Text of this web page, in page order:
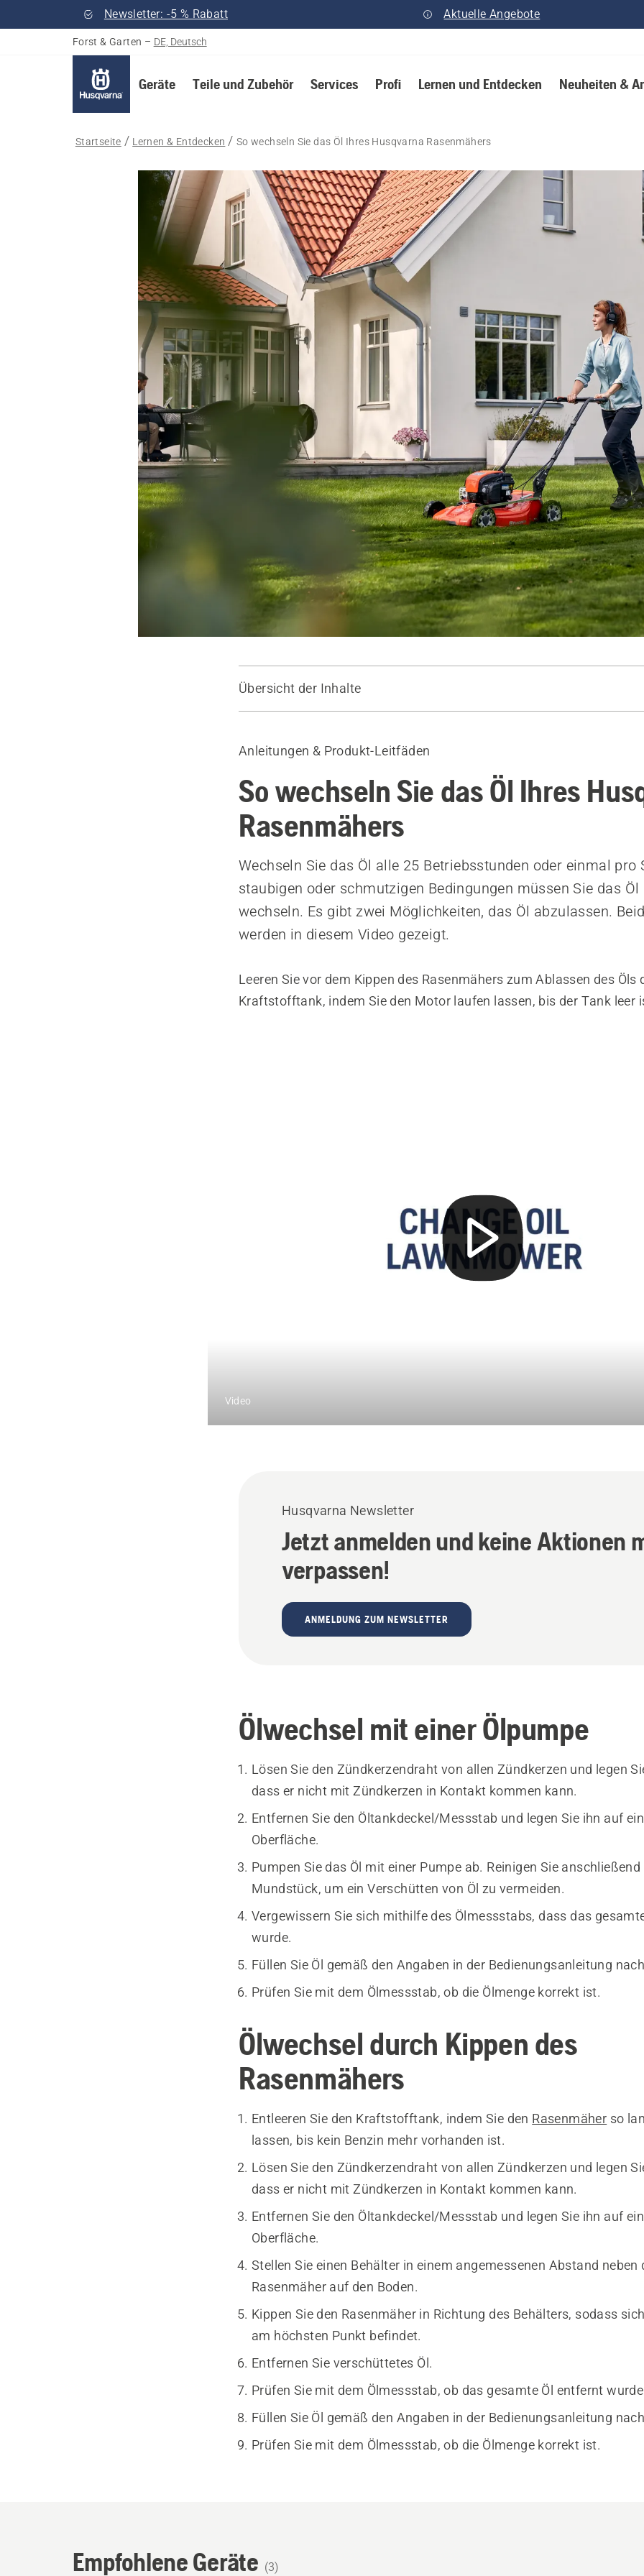
Newsletter: -5 % Rabatt Aktuelle Angebote
Forst & Garten – DE, Deutsch
Geräte Teile und Zubehör Services Profi Lernen und Entdecken Neuheiten &
Startseite Lernen & Entdecken So wechseln Sie das Öl Ihres Husqvarna Rasenmähers
Übersicht der Inhalte
Ölwechsel mit einer Ölpumpe
Empfohlene Geräte
Anleitungen & Produkt-Leitfäden
So wechseln Sie das Öl Ihres
Rasenmähers
Wechseln Sie das Öl alle 25 Betriebsstunden oder einmal pro
staubigen oder schmutzigen Bedingungen müssen Sie das
wechseln. Es gibt zwei Möglichkeiten, das Öl abzulassen.
werden in diesem Video gezeigt.
Leeren Sie vor dem Kippen des Rasenmähers zum Ablassen des Öls
Kraftstofftank, indem Sie den Motor laufen lassen, bis der Tank leer
Video
Husqvarna Newsletter
Jetzt anmelden und keine Aktionen
verpassen!
ANMELDUNG ZUM NEWSLETTER
Ölwechsel mit einer Ölpumpe
Lösen Sie den Zündkerzendraht von allen Zündkerzen und legen
dass er nicht mit Zündkerzen in Kontakt kommen kann.
Entfernen Sie den Öltankdeckel/Messstab und legen Sie ihn auf
Oberfläche.
Pumpen Sie das Öl mit einer Pumpe ab. Reinigen Sie anschließend
Mundstück, um ein Verschütten von Öl zu vermeiden.
Vergewissern Sie sich mithilfe des Ölmessstabs, dass das
wurde.
Füllen Sie Öl gemäß den Angaben in der Bedienungsanleitung
Prüfen Sie mit dem Ölmessstab, ob die Ölmenge korrekt ist.
Ölwechsel durch Kippen des
Rasenmähers
Entleeren Sie den Kraftstofftank, indem Sie den Rasenmäher so
lassen, bis kein Benzin mehr vorhanden ist.
Lösen Sie den Zündkerzendraht von allen Zündkerzen und legen
dass er nicht mit Zündkerzen in Kontakt kommen kann.
Entfernen Sie den Öltankdeckel/Messstab und legen Sie ihn auf
Oberfläche.
Stellen Sie einen Behälter in einem angemessenen Abstand neben
Rasenmäher auf den Boden.
Kippen Sie den Rasenmäher in Richtung des Behälters, sodass
am höchsten Punkt befindet.
Entfernen Sie verschüttetes Öl.
Prüfen Sie mit dem Ölmessstab, ob das gesamte Öl entfernt
Füllen Sie Öl gemäß den Angaben in der Bedienungsanleitung
Prüfen Sie mit dem Ölmessstab, ob die Ölmenge korrekt ist.
Empfohlene Geräte (3)